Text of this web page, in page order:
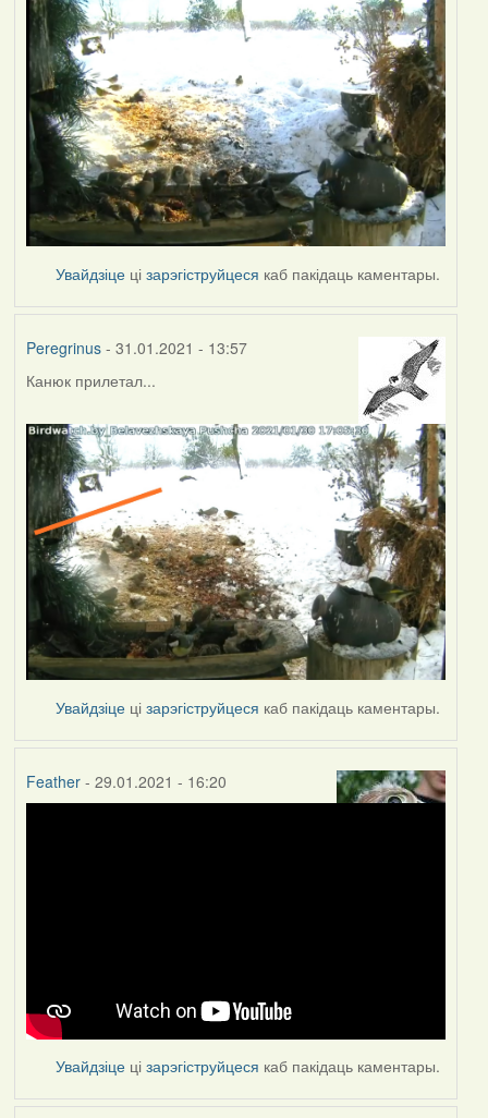
Увайдзіце цізарэгіструйцеся каб пакідаць каментары.
Peregrinus- 31.01.2021 - 13:57
Канюк прилетал...
Увайдзіце цізарэгіструйцеся каб пакідаць каментары.
Feather- 29.01.2021 - 16:20
Увайдзіце цізарэгіструйцеся каб пакідаць каментары.